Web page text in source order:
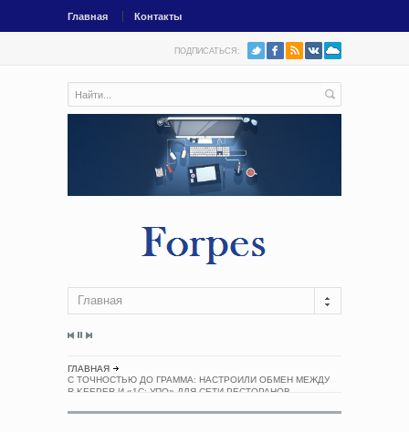
Главная Контакты
ПОДПИСАТЬСЯ:
Главная
ГЛАВНАЯ
С ТОЧНОСТЬЮ ДО ГРАММА: НАСТРОИЛИ ОБМЕН МЕЖДУ
R‑KEEPER И «1С: УПО» ДЛЯ СЕТИ РЕСТОРАНОВ